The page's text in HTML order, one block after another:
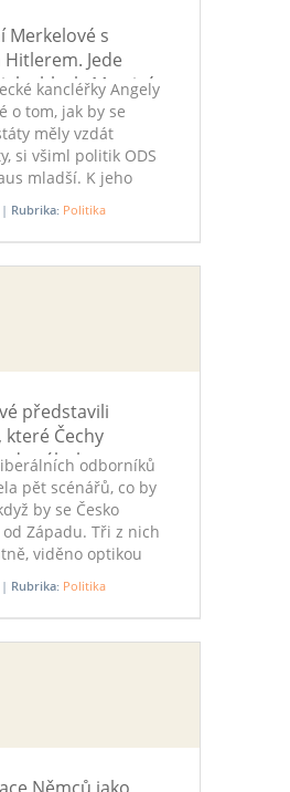
Merkelové s
Jede
blesk. Mrazivé
kancléřky Angely
o tom, jak by se
měly vzdát
si všiml politik ODS
mladší. K jeho
Facebooku, kterým se
a nepřímo
k
vůdci Adolfu
2 600 lidí.
| Rubrika: Politika
představili
které Čechy
do záhubyodborníků
pět scénářů, co by
by se Česko
Západu. Tři z nich
viděno optikou
unijního projektu.
| Rubrika: Politika